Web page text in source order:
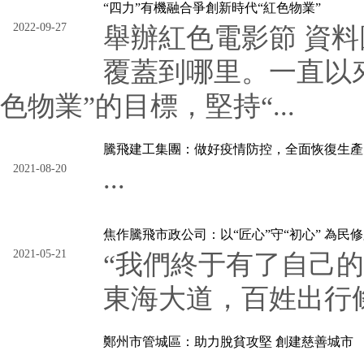
2022-09-27
“四力”有機融合爭創新時代“紅色物業”
舉辦紅色電影節 資
覆蓋到哪里。一直以
色物業”的目標，堅持“...
2021-08-20
騰飛建工集團：做好疫情防控，全面恢復生產
...
2021-05-21
焦作騰飛市政公司：以“匠心”守“初心” 為民
“我們終于有了自己
東海大道，百姓出行
鄭州市管城區：助力脫貧攻堅 創建慈善城市